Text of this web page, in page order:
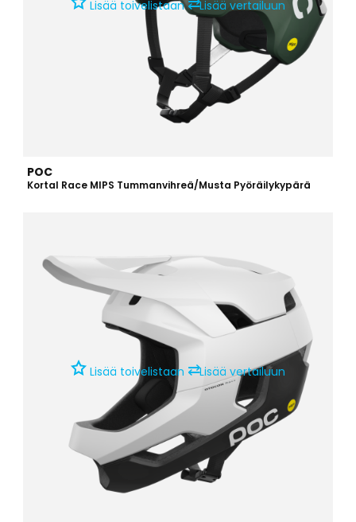
Lisää toivelistaan Lisää vertailuun
POC
Kortal Race MIPS Tummanvihreä/Musta Pyöräilykypärä
Lisää toivelistaan ⇄Lisää vertailuun